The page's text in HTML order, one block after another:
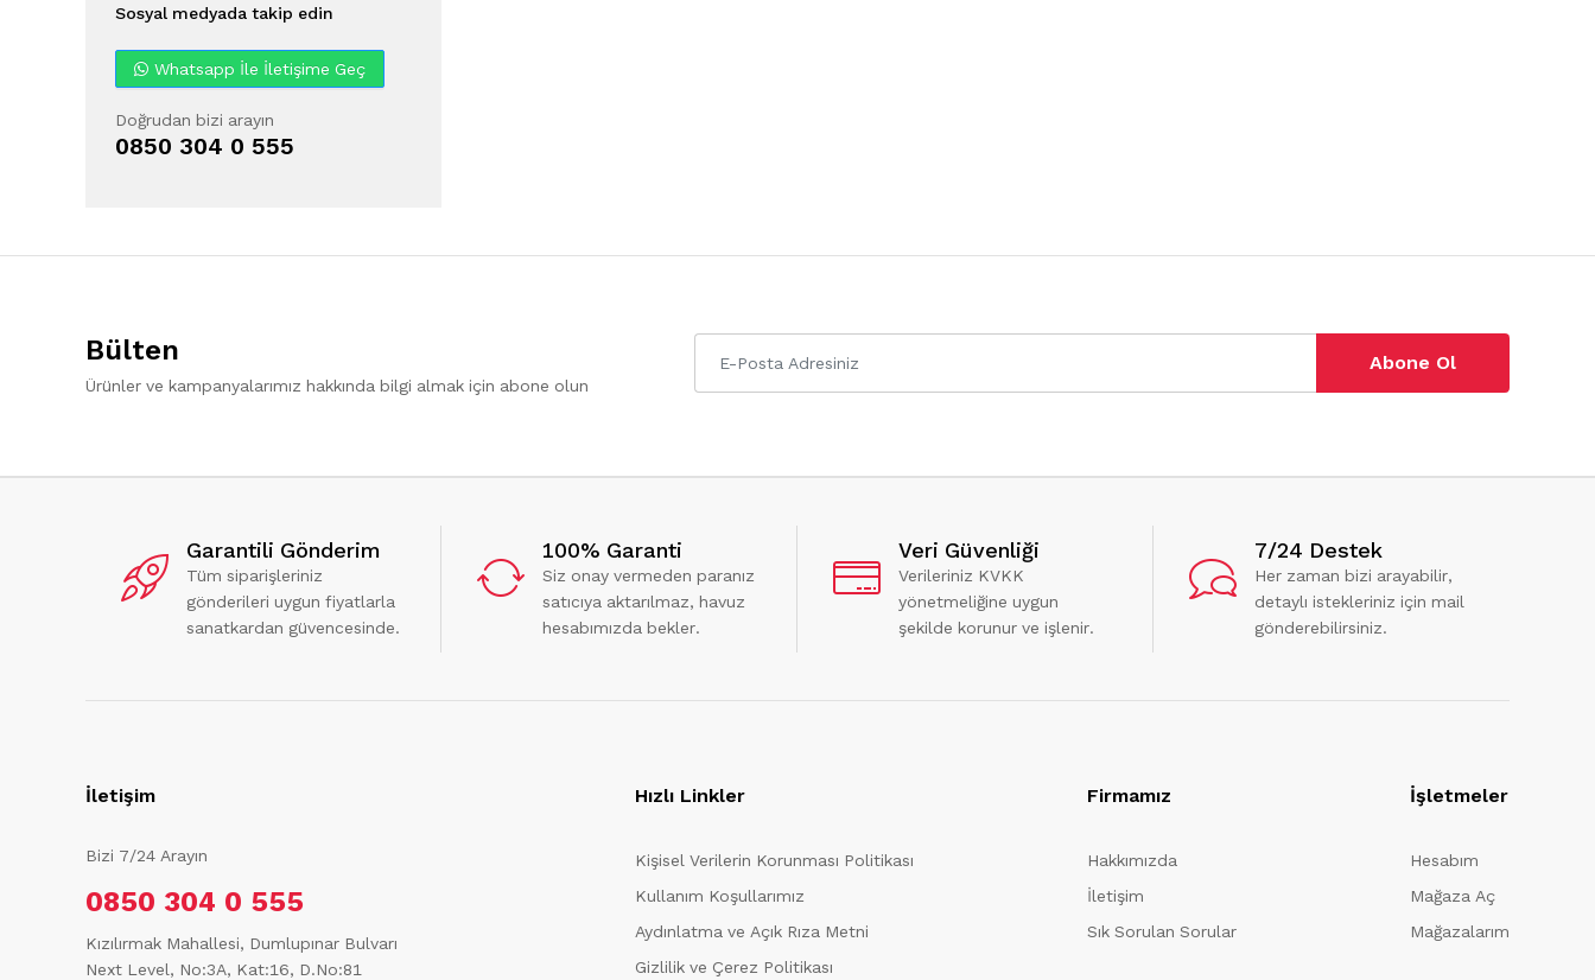
Sosyal medyada takip edin
Whatsapp İle İletişime Geç
Doğrudan bizi arayın
0850 304 0 555
Bülten
Ürünler ve kampanyalarımız hakkında bilgi almak için abone olun
Abone Ol
Garantili Gönderim
Tüm siparişleriniz
gönderileri uygun fiyatlarla
sanatkardan güvencesinde.
100% Garanti
Siz onay vermeden paranız
satıcıya aktarılmaz, havuz
hesabımızda bekler.
Veri Güvenliği
Verileriniz KVKK
yönetmeliğine uygun
şekilde korunur ve işlenir.
7/24 Destek
Her zaman bizi arayabilir,
detaylı istekleriniz için mail
gönderebilirsiniz.
İletişim
Bizi 7/24 Arayın
0850 304 0 555
Kızılırmak Mahallesi, Dumlupınar Bulvarı
Next Level, No:3A, Kat:16, D.No:81
Hızlı Linkler
Kişisel Verilerin Korunması Politikası
Kullanım Koşullarımız
Aydınlatma ve Açık Rıza Metni
Gizlilik ve Çerez Politikası
Firmamız
Hakkımızda
İletişim
Sık Sorulan Sorular
İşletmeler
Hesabım
Mağaza Aç
Mağazalarım